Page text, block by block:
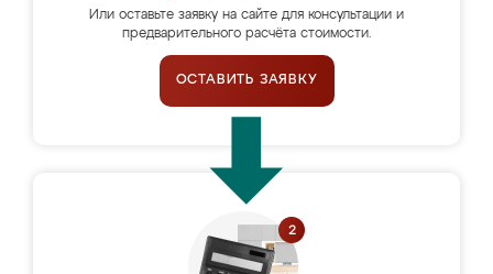
Или оставьте заявку на сайте для консультации и
предварительного расчёта стоимости.
ОСТАВИТЬ ЗАЯВКУ